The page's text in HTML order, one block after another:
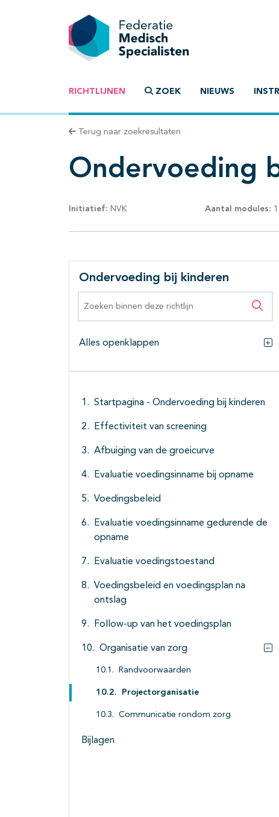
RICHTLIJNEN ZOEK NIEUWS
Terug naar zoekresultaten
Ondervoeding
Initiatief: NVK Aantal modules:
Ondervoeding bij kinderen
Alles openklappen
Startpagina - Ondervoeding bij kinderen
Effectiviteit van screening
Afbuiging van de groeicurve
Evaluatie voedingsinname bij opname
Voedingsbeleid
Evaluatie voedingsinname gedurende de
opname
Evaluatie voedingstoestand
Voedingsbeleid en voedingsplan na
ontslag
Follow-up van het voedingsplan
Organisatie van zorg
Randvoorwaarden
Projectorganisatie
Communicatie rondom zorg
Bijlagen